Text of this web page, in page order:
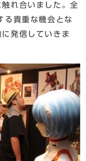
れ合いました。全
る貴重な機会とな
発信していきま